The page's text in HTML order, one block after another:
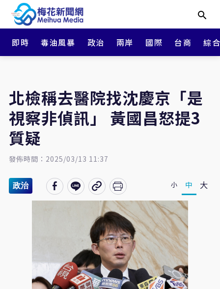
即時 毒油風暴 政治 兩岸 國際 台商 綜
北檢稱去醫院找沈慶京「是
視察非偵訊」 黃國昌怒提3
質疑
發佈時間：2025/03/13 11:37
政治 小 中 大